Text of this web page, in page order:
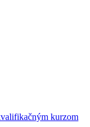
kurzom